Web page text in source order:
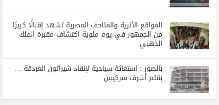
المواقع الأثرية والمتاحف المصرية تشهد إقبالًا كبيرًا
من الجمهور في يوم مئوية اكتشاف مقبرة الملك
الذهبي
بالصور : استغاثة سياحية لإنقاذ شيراتون الغردقة …
بقلم أشرف سركيس